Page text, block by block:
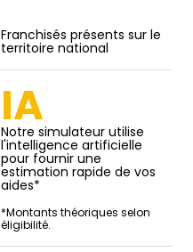
Franchisés présents sur le
territoire national
IA
Notre simulateur utilise
l'intelligence artificielle
pour fournir une
estimation rapide de vos
aides*
*Montants théoriques selon
éligibilité.